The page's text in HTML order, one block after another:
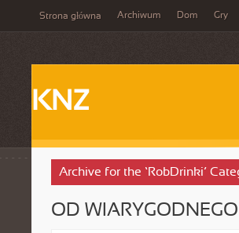
Strona główna Archiwum Dom Gry
KNZ
Archive for the ‘RobDrinki’
OD